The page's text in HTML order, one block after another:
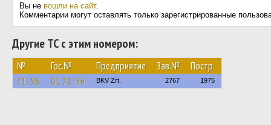
Вы не вошли на сайт.
Комментарии могут оставлять только зарегистрированные
Другие ТС с этим номером:
№ Гос.№ Предприятие Зав.№ Постр.
71-56 GC 71-56 BKV Zrt. 2767 1975